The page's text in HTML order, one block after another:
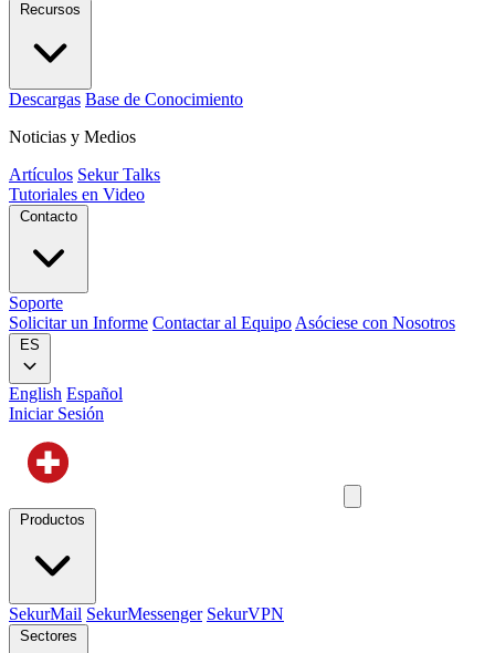
Recursos
Descargas Base de Conocimiento
Noticias y Medios
Artículos Sekur Talks
Tutoriales en Video
Contacto
Soporte
Solicitar un Informe Contactar al Equipo Asóciese con Nosotros
ES
English Español
Iniciar Sesión
Productos
SekurMail SekurMessenger SekurVPN
Sectores